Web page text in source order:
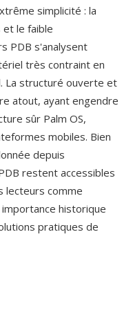
simplicité : la
le faible
PDB s'analysent
très contraint en
La structuré ouverte et
atout, ayant engendre
sûr Palm OS,
mobiles. Bien
depuis
restent accessibles
lecteurs comme
historique
pratiques de